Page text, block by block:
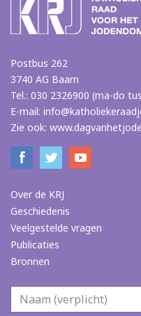
Postbus 262
3740 AG Baarn
Tel.: 030 2326900 (ma-do
E-mail:
Zie ook:
Over de KRJ
Geschiedenis
Veelgestelde vragen
Publicaties
Bronnen